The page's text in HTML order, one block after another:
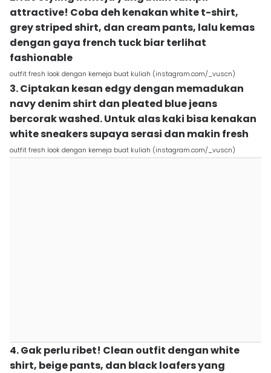
attractive! Coba deh kenakan white t-shirt,
grey striped shirt, dan cream pants, lalu kemas
dengan gaya french tuck biar terlihat
fashionable
outfit fresh look dengan kemeja buat kuliah (instagram.com/_vuscn)
3. Ciptakan kesan edgy dengan memadukan
navy denim shirt dan pleated blue jeans
bercorak washed. Untuk alas kaki bisa kenakan
white sneakers supaya serasi dan makin fresh
outfit fresh look dengan kemeja buat kuliah (instagram.com/_vuscn)
4. Gak perlu ribet! Clean outfit dengan white
shirt, beige pants, dan black loafers yang